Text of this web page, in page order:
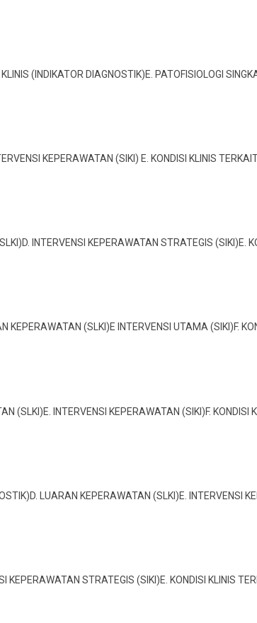
(INDIKATOR DIAGNOSTIK)E. PATOFISIOLOGI
KEPERAWATAN (SIKI) E. KONDISI KLINIS
INTERVENSI KEPERAWATAN STRATEGIS (SIKI)E.
KEPERAWATAN (SLKI)E INTERVENSI UTAMA (SIKI)F.
(SLKI)E. INTERVENSI KEPERAWATAN (SIKI)F.
LUARAN KEPERAWATAN (SLKI)E. INTERVENSI
KEPERAWATAN STRATEGIS (SIKI)E. KONDISI KLINIS